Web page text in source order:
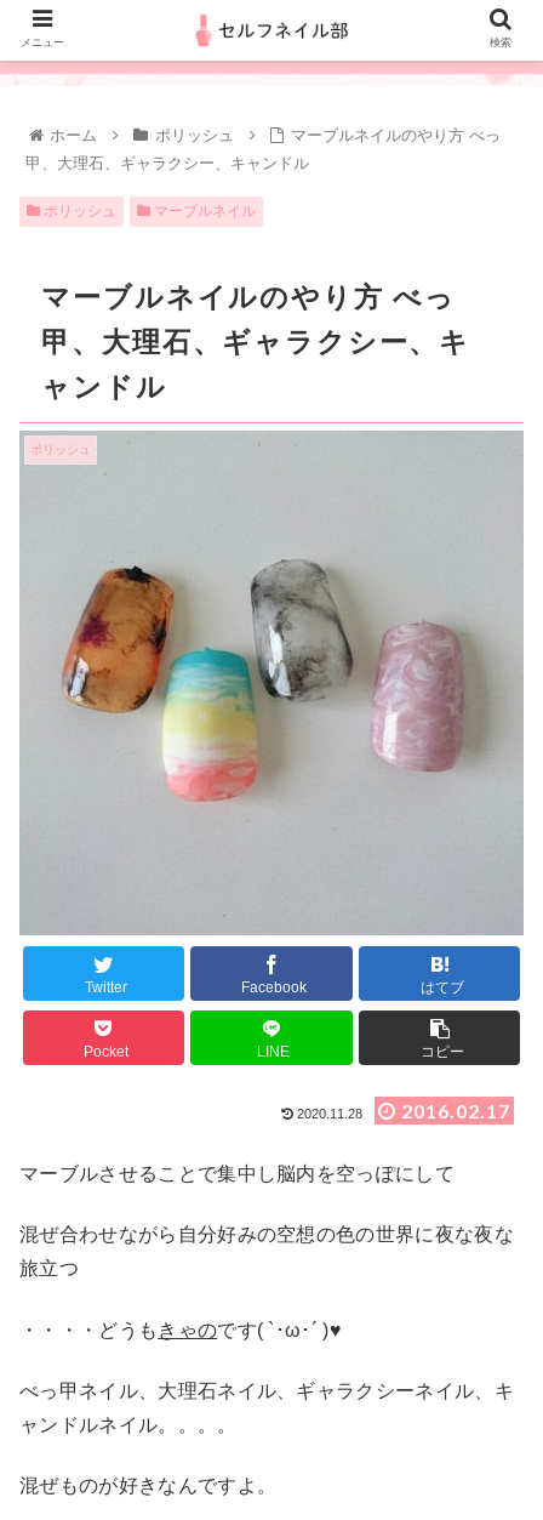
ホーム ポリッシュ
マーブルネイルのやり方 べっ
甲、大理石、ギャラクシー、キャンドル
ポリッシュ マーブルネイル
マーブルネイルのやり方 べっ
甲、大理石、ギャラクシー、キ
ャンドル
ポリッシュ
Twitter Facebook はてブ
Pocket LINE コピー
2020.11.28 2016.02.17
マーブルさせることで集中し脳内を空っぽにして
混ぜ合わせながら自分好みの空想の色の世界に夜な夜な
旅立つ
・・・・どうも きゃのです( `･ω･´ )♥
べっ甲ネイル、大理石ネイル、ギャラクシーネイル、キ
ャンドルネイル。。。。
混ぜものが好きなんですよ。
メニュー 検索